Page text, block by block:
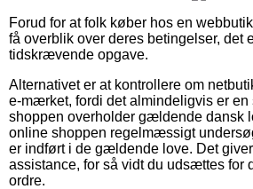
Forud for at folk køber hos en
få overblik over deres betingelser, det
tidskrævende opgave.
Alternativet er at kontrollere om
e-mærket, fordi det almindeligvis er en
shoppen overholder gældende dansk
online shoppen regelmæssigt
er indført i de gældende love. Det
assistance, for så vidt du udsættes for
ordre.